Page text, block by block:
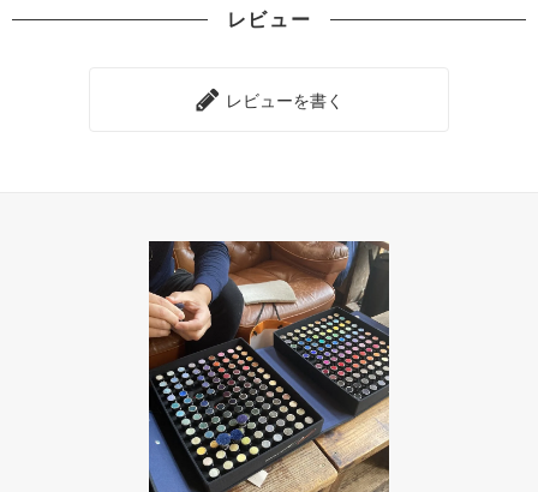
レビュー
レビューを書く